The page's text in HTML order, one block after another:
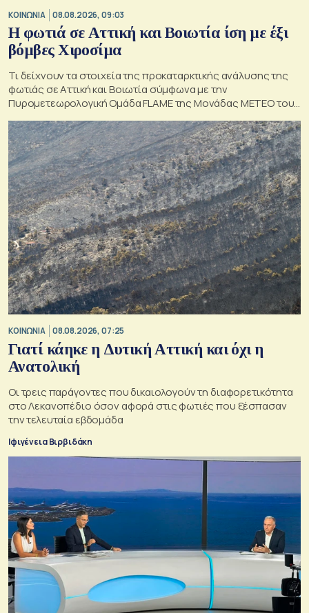
ΚΟΙΝΩΝΙΑ 08.08.2026, 09:03
Η φωτιά σε Αττική και Βοιωτία ίση με έξι
βόμβες Χιροσίμα
Τι δείχνουν τα στοιχεία της προκαταρκτικής ανάλυσης της
φωτιάς σε Αττική και Βοιωτία σύμφωνα με την
Πυρομετεωρολογική Ομάδα FLAME της Μονάδας ΜΕΤΕΟ του
ΚΟΙΝΩΝΙΑ 08.08.2026, 07:25
Γιατί κάηκε η Δυτική Αττική και όχι η
Ανατολική
Oι τρεις παράγοντες που δικαιολογούν τη διαφορετικότητα
στο Λεκανοπέδιο όσον αφορά στις φωτιές που ξέσπασαν
την τελευταία εβδομάδα
Ιφιγένεια Βιρβιδάκη